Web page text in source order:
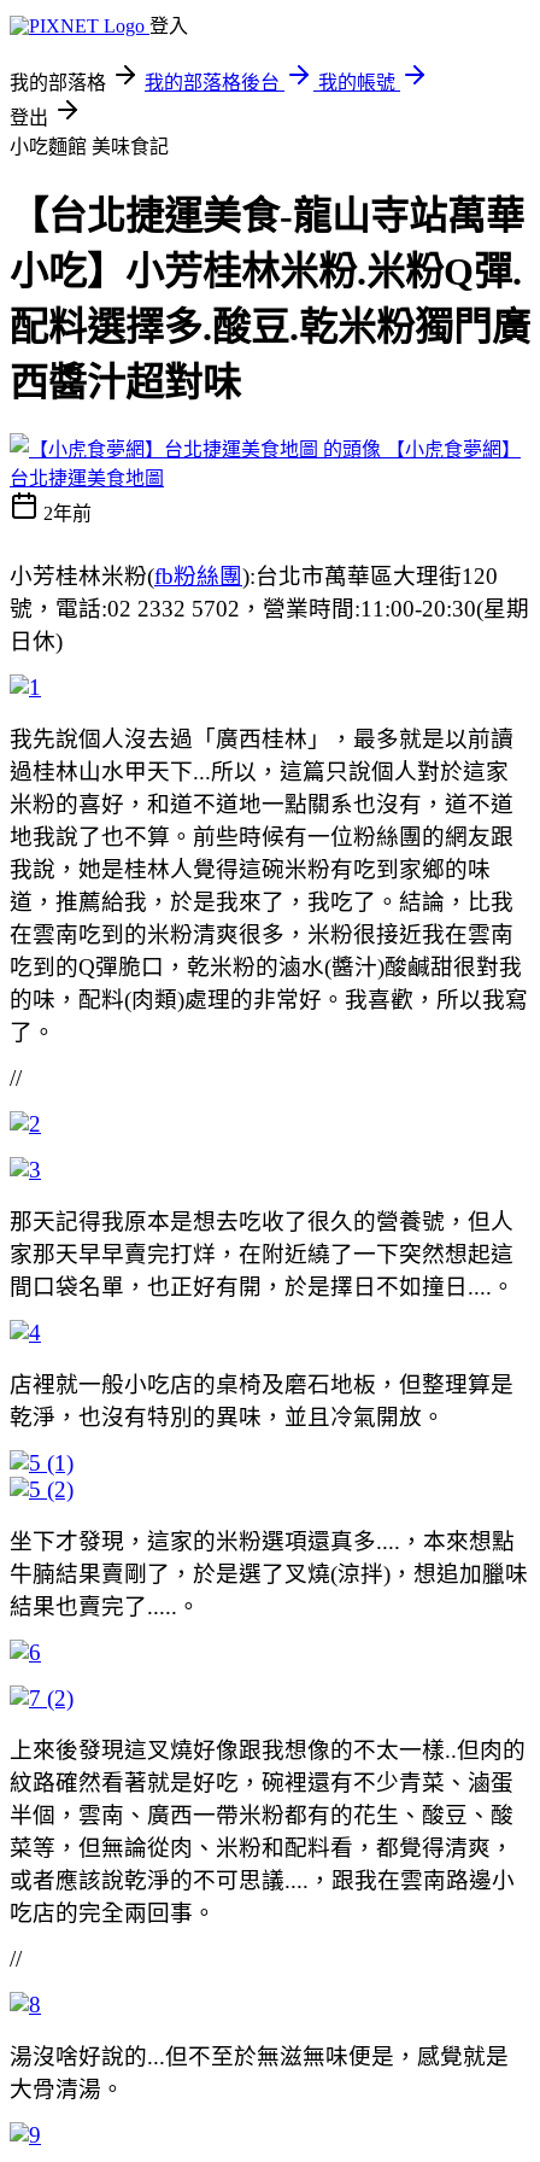
登入
我的部落格 我的部落格後台
我的帳號
登出
小吃麵館 美味食記
【台北捷運美食-龍山寺站萬華
小吃】小芳桂林米粉.米粉Q彈.
配料選擇多.酸豆.乾米粉獨門廣
西醬汁超對味
【小虎食夢網】
台北捷運美食地圖
2年前
小芳桂林米粉(fb粉絲團):台北市萬華區大理街120
號，電話:02 2332 5702，營業時間:11:00-20:30(星期
日休)
我先說個人沒去過「廣西桂林」，最多就是以前讀
過桂林山水甲天下...所以，這篇只說個人對於這家
米粉的喜好，和道不道地一點關系也沒有，道不道
地我說了也不算。前些時候有一位粉絲團的網友跟
我說，她是桂林人覺得這碗米粉有吃到家鄉的味
道，推薦給我，於是我來了，我吃了。結論，比我
在雲南吃到的米粉清爽很多，米粉很接近我在雲南
吃到的Q彈脆口，乾米粉的滷水(醬汁)酸鹹甜很對我
的味，配料(肉類)處理的非常好。我喜歡，所以我寫
了。
//
那天記得我原本是想去吃收了很久的營養號，但人
家那天早早賣完打烊，在附近繞了一下突然想起這
間口袋名單，也正好有開，於是擇日不如撞日....。
店裡就一般小吃店的桌椅及磨石地板，但整理算是
乾淨，也沒有特別的異味，並且冷氣開放。
坐下才發現，這家的米粉選項還真多....，本來想點
牛腩結果賣剛了，於是選了叉燒(涼拌)，想追加臘味
結果也賣完了.....。
上來後發現這叉燒好像跟我想像的不太一樣..但肉的
紋路確然看著就是好吃，碗裡還有不少青菜、滷蛋
半個，雲南、廣西一帶米粉都有的花生、酸豆、酸
菜等，但無論從肉、米粉和配料看，都覺得清爽，
或者應該說乾淨的不可思議....，跟我在雲南路邊小
吃店的完全兩回事。
//
湯沒啥好說的...但不至於無滋無味便是，感覺就是
大骨清湯。